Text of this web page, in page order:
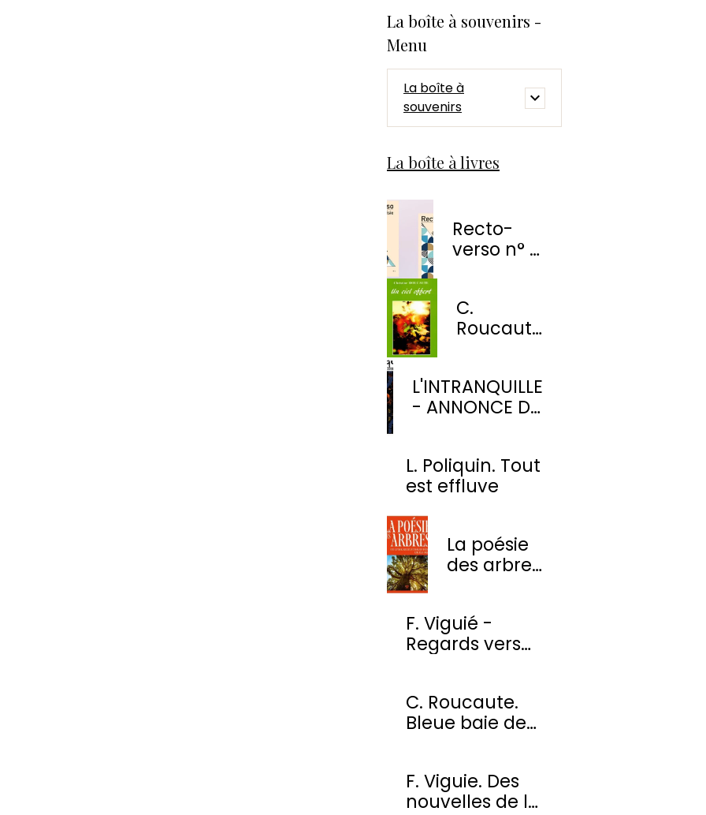
La boîte à souvenirs -
Menu
La boîte à
souvenirs
La boîte à livres
Recto-
verso n° 1
Éditions
C.
Roucaute
L'INTRANQUILLE
- ANNONCE DE
L. Poliquin. Tout
est effluve
La poésie
des arbres
des plus
beaux
F. Viguié -
Regards vers
C. Roucaute.
Bleue baie de
F. Viguie. Des
nouvelles de la